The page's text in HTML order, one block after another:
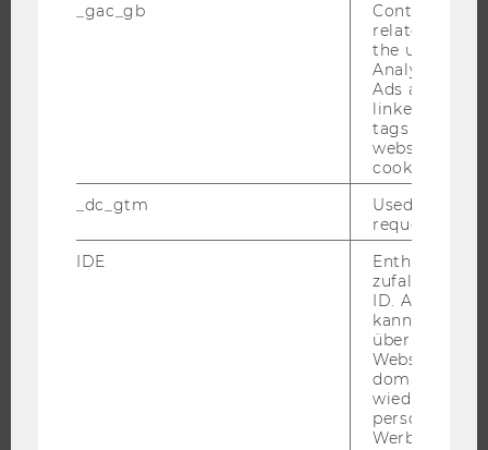
STUDIUM
EXECUTIVE EDUCATION
BEWERBUNG UND ZULASSUNG
INTERNATIONALE UND INCOMING EXCHANGE STUDIERENDE
ANGEBOTE FÜR SCHULEN UND STUDIENINTERESSIERTE
_gac_gb
Contains
related
the user. If
Analytics and
Ads accounts
linked, the
tags on the
website read
cookie.
_dc_gtm
Used to
request rate.
IDE
Enthält eine
ID. Anhand
kann Google
über
Websites
Werbung